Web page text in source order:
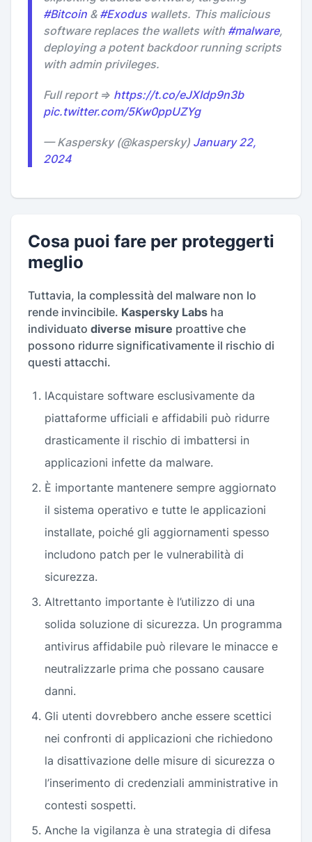
#Bitcoin & #Exoduswallets. This malicious
software replaces the wallets with #malware,
deploying a potent backdoor running scripts
with admin privileges.
Full report ⇒ https://t.co/eJXIdp9n3b
pic.twitter.com/5Kw0ppUZYg
— Kaspersky (@kaspersky) January 22,
2024
Cosa puoi fare per proteggerti
meglio
Tuttavia, la complessità del malware non lo
rende invincibile. Kaspersky Labs ha
individuato diverse misure proattive che
possono ridurre significativamente il rischio di
questi attacchi.
IAcquistare software esclusivamente da
piattaforme ufficiali e affidabili può ridurre
drasticamente il rischio di imbattersi in
applicazioni infette da malware.
È importante mantenere sempre aggiornato
il sistema operativo e tutte le applicazioni
installate, poiché gli aggiornamenti spesso
includono patch per le vulnerabilità di
sicurezza.
Altrettanto importante è l’utilizzo di una
solida soluzione di sicurezza. Un programma
antivirus affidabile può rilevare le minacce e
neutralizzarle prima che possano causare
danni.
Gli utenti dovrebbero anche essere scettici
nei confronti di applicazioni che richiedono
la disattivazione delle misure di sicurezza o
l’inserimento di credenziali amministrative in
contesti sospetti.
Anche la vigilanza è una strategia di difesa